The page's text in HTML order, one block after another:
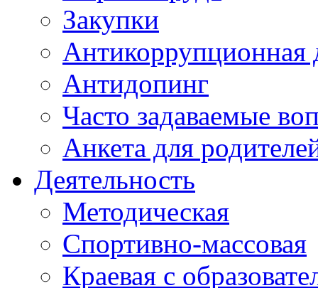
Закупки
Антикоррупционная
Антидопинг
Часто задаваемые
Анкета для
Деятельность
Методическая
Спортивно-массовая
Краевая с